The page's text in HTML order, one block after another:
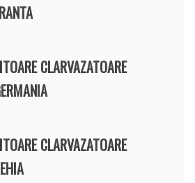
CLARVAZATOARE
CLARVAZATOARE